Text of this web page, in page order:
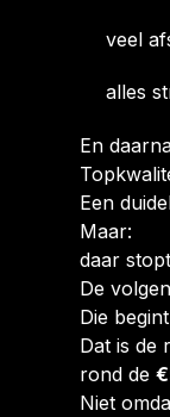
veel
alles
En
Een
Maar:
daar
De
Die
Dat is de
rond de
Niet